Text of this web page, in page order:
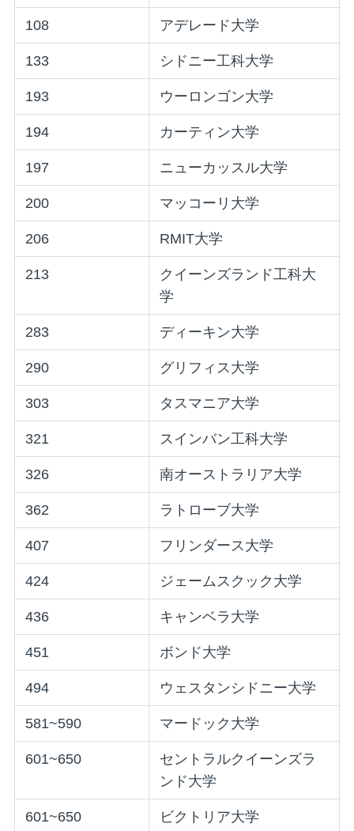
108 アデレード大学
133 シドニー工科大学
193 ウーロンゴン大学
194 カーティン大学
197 ニューカッスル大学
200 マッコーリ大学
206 RMIT大学
213
クイーンズランド工科大
学
283 ディーキン大学
290 グリフィス大学
303 タスマニア大学
321 スインバン工科大学
326 南オーストラリア大学
362 ラトローブ大学
407 フリンダース大学
424 ジェームスクック大学
436 キャンベラ大学
451 ボンド大学
494 ウェスタンシドニー大学
581~590 マードック大学
601~650
セントラルクイーンズラ
ンド大学
601~650 ビクトリア大学